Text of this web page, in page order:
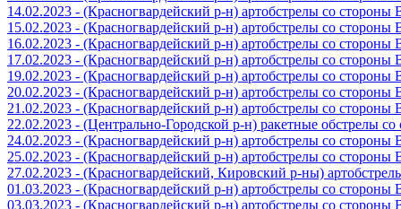
14.02.2023 - (Красногвардейский р-н) артобстрелы со
15.02.2023 - (Красногвардейский р-н) артобстрелы со
16.02.2023 - (Красногвардейский р-н) артобстрелы со
17.02.2023 - (Красногвардейский р-н) артобстрелы со
19.02.2023 - (Красногвардейский р-н) артобстрелы со
20.02.2023 - (Красногвардейский р-н) артобстрелы со
21.02.2023 - (Красногвардейский р-н) артобстрелы со
22.02.2023 - (Центрально-Городской р-н) ракетные обстрелы
24.02.2023 - (Красногвардейский р-н) артобстрелы со
25.02.2023 - (Красногвардейский р-н) артобстрелы со
27.02.2023 - (Красногвардейский, Кировский р-ны)
01.03.2023 - (Красногвардейский р-н) артобстрелы со
03.03.2023 - (Красногвардейский р-н) артобстрелы со